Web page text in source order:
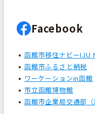
Facebook
函館市移住ナビーIJU
函館市ふるさと納税
ワーケーションin函館
市立函館博物館
函館市企業局交通部（